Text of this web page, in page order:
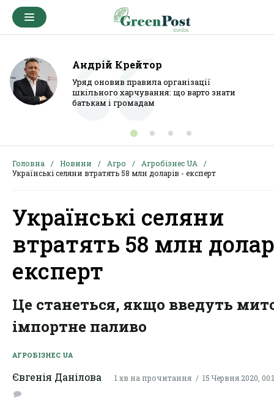
Андрій Крейтор
Уряд оновив правила організації
шкільного харчування: що варто знати
батькам і громадам
Головна Новини Агро
Агробізнес UA
Українські селяни втратять 58 млн доларів - експерт
Українські селяни
втратять 58 млн
експерт
Це станеться, якщо введуть
імпортне паливо
АГРОБІЗНЕС UA
Євгенія Данілова 1 хв на прочитання 15 Червня 2020,